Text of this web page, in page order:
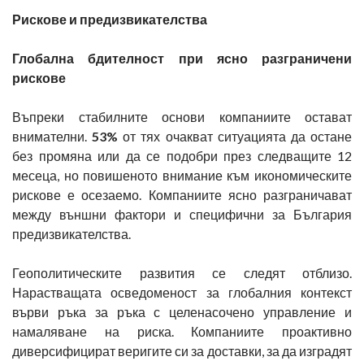
Рискове и предизвикателства
Глобална бдителност при ясно разграничени
рискове
Въпреки стабилните основи компаниите остават
внимателни. 53% от тях очакват ситуацията да остане
без промяна или да се подобри през следващите 12
месеца, но повишеното внимание към икономическите
рискове е осезаемо. Компаниите ясно разграничават
между външни фактори и специфични за България
предизвикателства.
Геополитическите развития се следят отблизо.
Нарастващата осведоменост за глобалния контекст
върви ръка за ръка с целенасочено управление и
намаляване на риска. Компаниите проактивно
диверсифицират веригите си за доставки, за да изградят